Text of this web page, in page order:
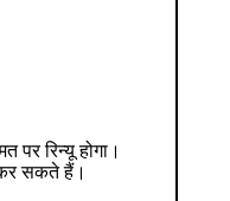
पर रिन्यू होगा।
सकते हैं।